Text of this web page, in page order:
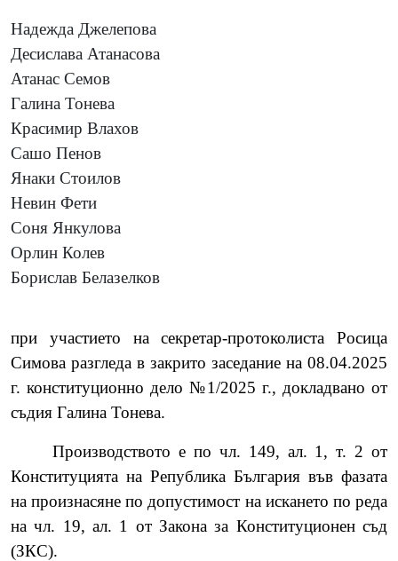
Надежда Джелепова
Десислава Атанасова
Атанас Семов
Галина Тонева
Красимир Влахов
Сашо Пенов
Янаки Стоилов
Невин Фети
Соня Янкулова
Орлин Колев
Борислав Белазелков
при участието на секретар-протоколиста Росица
Симова разгледа в закрито заседание на 08.04.2025
г. конституционно дело №1/2025 г., докладвано от
съдия Галина Тонева.
Производството е по чл. 149, ал. 1, т. 2 от
Конституцията на Република България във фазата
на произнасяне по допустимост на искането по реда
на чл. 19, ал. 1 от Закона за Конституционен съд
(ЗКС).